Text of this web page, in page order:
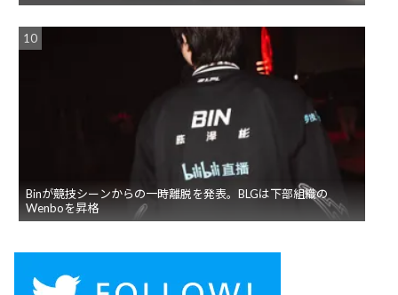
Binが競技シーンからの一時離脱を発表。BLGは下部組織の
Wenboを昇格